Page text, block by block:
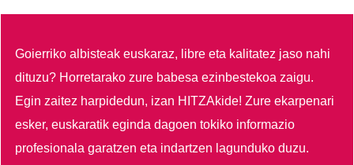
Goierriko albisteak euskaraz, libre eta kalitatez jaso nahi
dituzu? Horretarako zure babesa ezinbestekoa zaigu.
Egin zaitez harpidedun, izan HITZAkide!Zure ekarpenari
esker, euskaratik eginda dagoen tokiko informazio
profesionala garatzen eta indartzen lagunduko duzu.